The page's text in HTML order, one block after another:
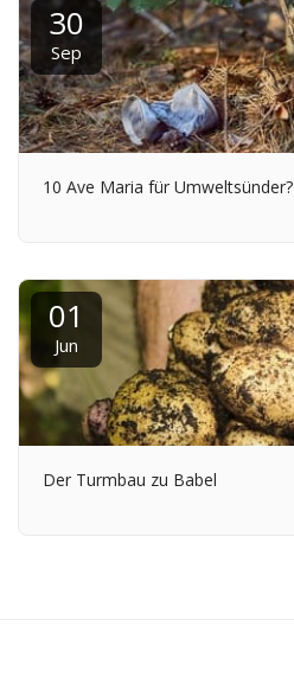
30
Sep
10 Ave Maria für Umweltsünder?
01
Jun
Der Turmbau zu Babel